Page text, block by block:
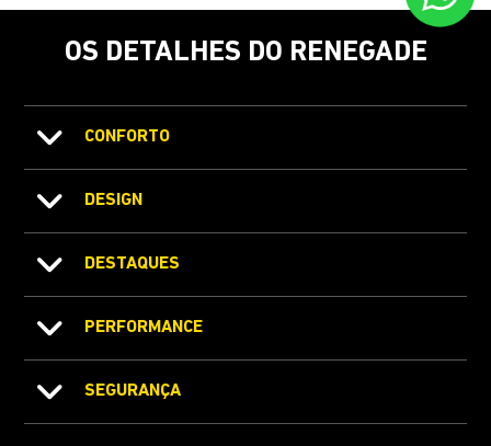
OS DETALHES DO RENEGADE
CONFORTO
DESIGN
DESTAQUES
PERFORMANCE
SEGURANÇA